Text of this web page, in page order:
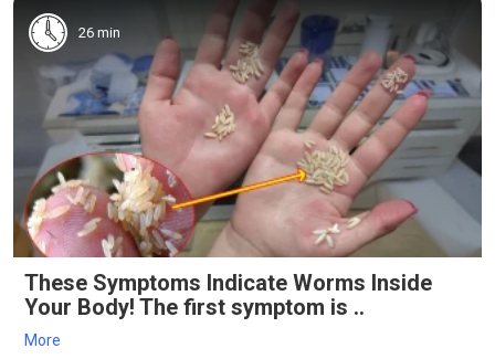
26 min
These Symptoms Indicate Worms Inside
Your Body! The first symptom is ..
More